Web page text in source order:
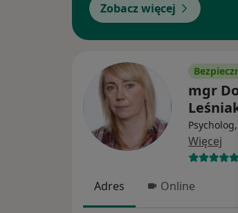
Zobacz więcej
mgr
Więcej
Adres Online